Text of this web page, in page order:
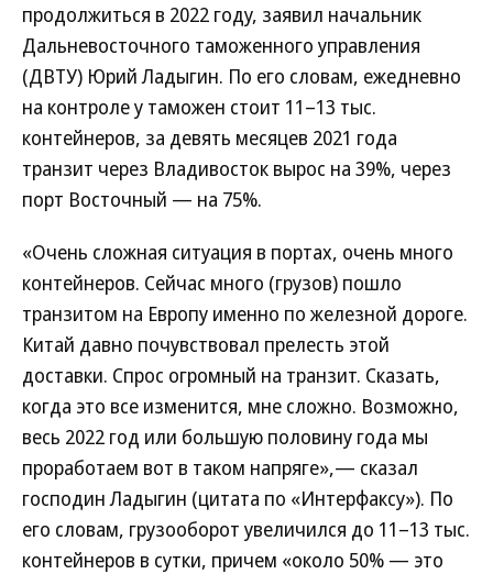
продолжиться в 2022 году, заявил начальник
Дальневосточного таможенного управления
(ДВТУ) Юрий Ладыгин. По его словам, ежедневно
на контроле у таможен стоит 11–13 тыс.
контейнеров, за девять месяцев 2021 года
транзит через Владивосток вырос на 39%, через
порт Восточный — на 75%.
«Очень сложная ситуация в портах, очень много
контейнеров. Сейчас много (грузов) пошло
транзитом на Европу именно по железной дороге.
Китай давно почувствовал прелесть этой
доставки. Спрос огромный на транзит. Сказать,
когда это все изменится, мне сложно. Возможно,
весь 2022 год или большую половину года мы
проработаем вот в таком напряге»,— сказал
господин Ладыгин (цитата по «Интерфаксу»). По
его словам, грузооборот увеличился до 11–13 тыс.
контейнеров в сутки, причем «около 50% — это